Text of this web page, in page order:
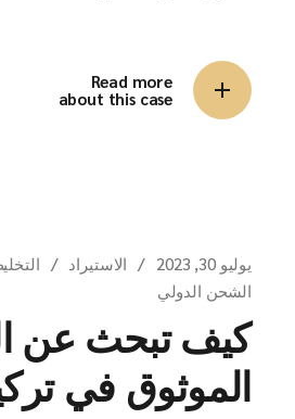
Read more
about this case
يوليو 30, 2023 الاستيراد
الشحن الدولي
كيف تبحث عن
الموثوق في